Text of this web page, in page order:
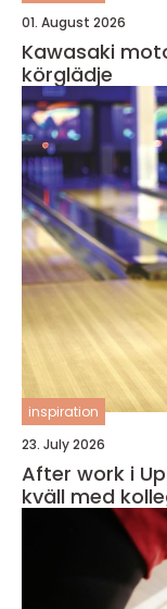
01. August 2026
Kawasaki
körglädje
inspiration
23. July 2026
After work i
kväll med